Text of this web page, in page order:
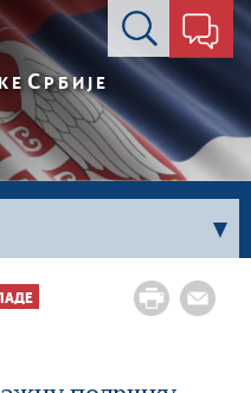
Контакт форма
СРБИЈЕ